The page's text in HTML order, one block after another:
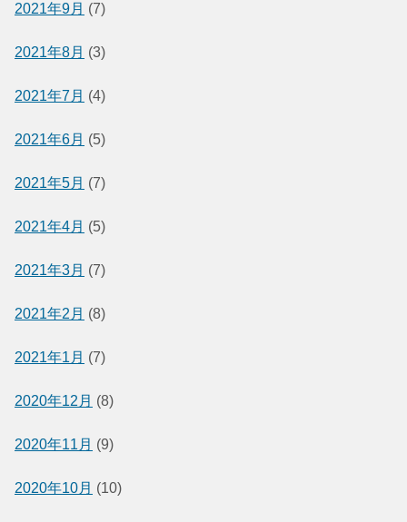
2021年9月 (7)
2021年8月 (3)
2021年7月 (4)
2021年6月 (5)
2021年5月 (7)
2021年4月 (5)
2021年3月 (7)
2021年2月 (8)
2021年1月 (7)
2020年12月 (8)
2020年11月 (9)
2020年10月 (10)